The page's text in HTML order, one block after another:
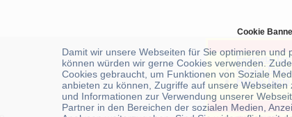
Festnetz-
Handy-Tarife
Handy-
Cookie
Damit wir unsere Webseiten für Sie optimieren und
können würden wir gerne Cookies verwenden.
Cookies gebraucht, um Funktionen von Soziale
anbieten zu können, Zugriffe auf unsere Webseiten
und Informationen zur Verwendung unserer
Partner in den Bereichen der sozialen Medien,